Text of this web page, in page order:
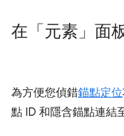
在「元素」面
為方便您偵錯錨點定位
點 ID 和隱含錨點連結